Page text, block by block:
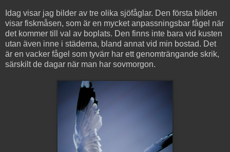
Idag visar jag bilder av tre olika sjöfåglar. Den första bilden
visar fiskmåsen, som är en mycket anpassningsbar fågel när
det kommer till val av boplats. Den finns inte bara vid kusten
utan även inne i städerna, bland annat vid min bostad. Det
är en vacker fågel som tyvärr har ett genomträngande skrik,
särskilt de dagar när man har sovmorgon.